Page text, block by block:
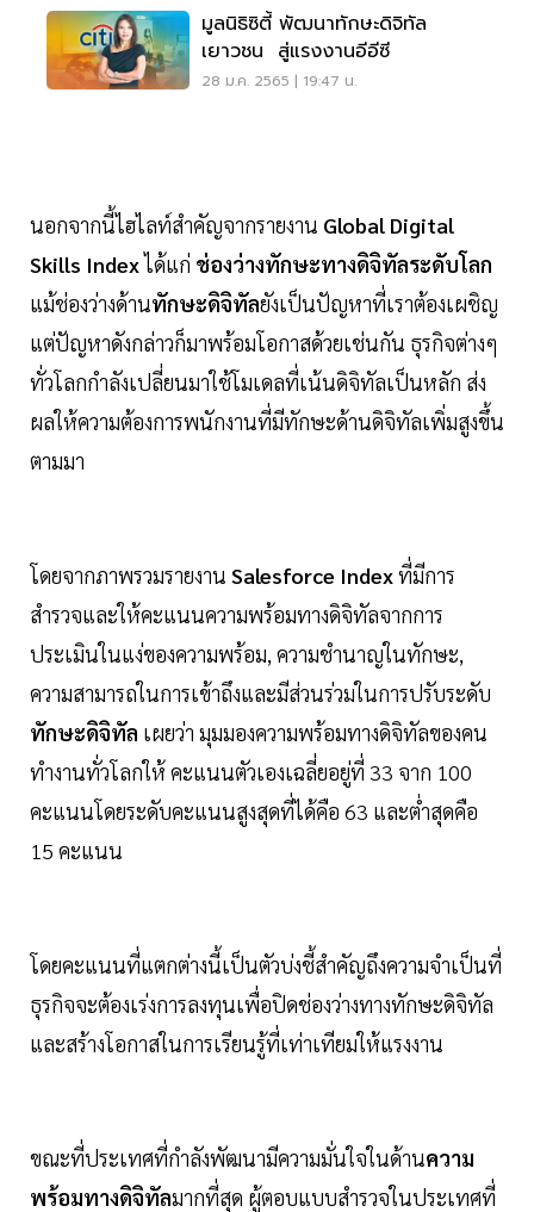
มูลนิธิซิตี้ พัฒนาทักษะดิจิทัล
เยาวชน สู่แรงงานอีอีซี
28 ม.ค. 2565 | 19:47 น.
นอกจากนี้ไฮไลท์สำคัญจากรายงาน Global Digital
Skills Indexได้แก่ ช่องว่างทักษะทางดิจิทัลระดับโลก
แม้ช่องว่างด้านทักษะดิจิทัลยังเป็นปัญหาที่เราต้องเผชิญ
แต่ปัญหาดังกล่าวก็มาพร้อมโอกาสด้วยเช่นกัน ธุรกิจต่างๆ
ทั่วโลกกำลังเปลี่ยนมาใช้โมเดลที่เน้นดิจิทัลเป็นหลัก ส่ง
ผลให้ความต้องการพนักงานที่มีทักษะด้านดิจิทัลเพิ่มสูงขึ้น
ตามมา
โดยจากภาพรวมรายงาน Salesforce Indexที่มีการ
สำรวจและให้คะแนนความพร้อมทางดิจิทัลจากการ
ประเมินในแง่ของความพร้อม, ความชำนาญในทักษะ,
ความสามารถในการเข้าถึงและมีส่วนร่วมในการปรับระดับ
ทักษะดิจิทัล เผยว่า มุมมองความพร้อมทางดิจิทัลของคน
ทำงานทั่วโลกให้ คะแนนตัวเองเฉลี่ยอยู่ที่ 33 จาก 100
คะแนนโดยระดับคะแนนสูงสุดที่ได้คือ 63 และตํ่าสุดคือ
15 คะแนน
โดยคะแนนที่แตกต่างนี้เป็นตัวบ่งชี้สำคัญถึงความจำเป็นที่
ธุรกิจจะต้องเร่งการลงทุนเพื่อปิดช่องว่างทางทักษะดิจิทัล
และสร้างโอกาสในการเรียนรู้ที่เท่าเทียมให้แรงงาน
ขณะที่ประเทศที่กำลังพัฒนามีความมั่นใจในด้านความ
พร้อมทางดิจิทัลมากที่สุด ผู้ตอบแบบสำรวจในประเทศที่